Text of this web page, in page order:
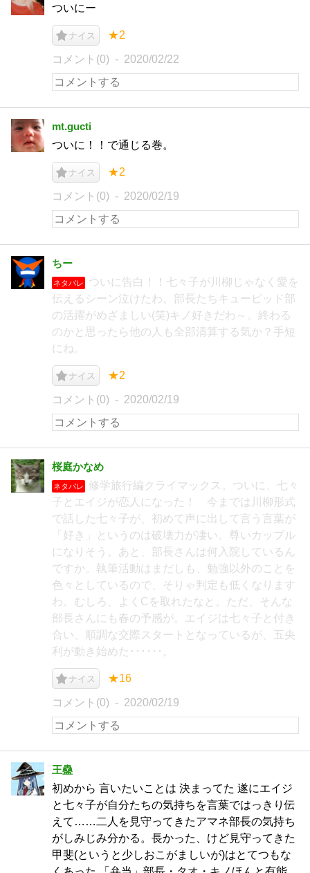
ついにー
ナイス ★2
コメント(0) 2020/02/22
mt.gucti
ついに！！で通じる巻。
ナイス ★2
コメント(0) 2020/02/19
ちー
ネタバレ
ついに告白！！七々子が川柳じゃなく愛を
伝えるシーン泣けたわ。部長たちキューピッド部
の活躍がめざましい(笑)キノ好きだわ～。終わる
のかと思ったら他の人も全部清算する気か？手短
にね。
ナイス ★2
コメント(0) 2020/02/19
桜庭かなめ
ネタバレ
修学旅行編クライマックス。ついに、七々
子とエイジが恋人になった！ 今までは川柳形式
で話した七々子が、初めて声に出して言う言葉が
「好き」というのは破壊力が凄い。尊いカップル
になりそう。あと、部長さんは何入院しているん
ですか。執筆活動はまだしも、勉強以外のことを
色々としているので、そりゃ判定も低くなります
わ。むしろ、よくCを取れたなと。ただ、そんな
部長さんにも春の予感が。エイジは七々子と付き
合い、順調な交際スタートとなっているが、五央
利が動き始めた･･････。
ナイス ★16
コメント(0) 2020/02/19
王蠱
初めから 言いたいことは 決まってた 遂にエイジ
と七々子が自分たちの気持ちを言葉ではっきり伝
えて……二人を見守ってきたアマネ部長の気持ち
がしみじみ分かる。長かった、けど見守ってきた
甲斐(というと少しおこがましいが)はとてつもな